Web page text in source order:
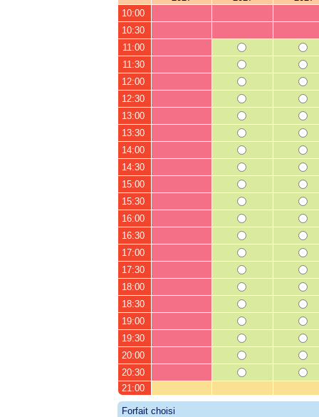
10:00
10:30
11:00
11:30
12:00
12:30
13:00
13:30
14:00
14:30
15:00
15:30
16:00
16:30
17:00
17:30
18:00
18:30
19:00
19:30
20:00
20:30
21:00
Forfait choisi